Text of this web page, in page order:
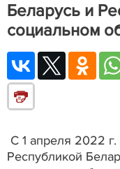
Беларусь и
социальном
С 1 апреля 2022
Республикой